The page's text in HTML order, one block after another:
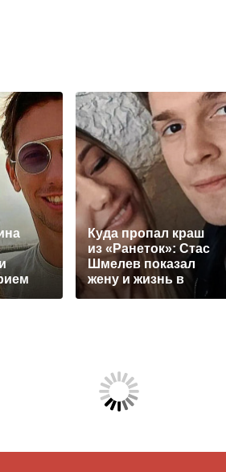
Куда пропал краш
из «Ранеток»: Стас
Шмелев показал
жену и жизнь в
Аргентине